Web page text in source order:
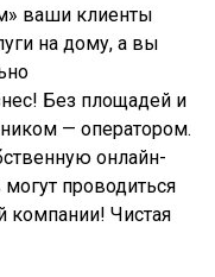
ваши клиенты
на дому, а вы
Без площадей и
— оператором.
онлайн-
проводиться
компании! Чистая